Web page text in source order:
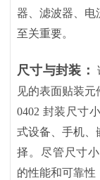
器、滤波器、电
至关重要。
尺寸与封装：
见的表面贴装元
0402 封装尺寸
式设备、手机、
择。尽管尺寸
的性能和可靠性